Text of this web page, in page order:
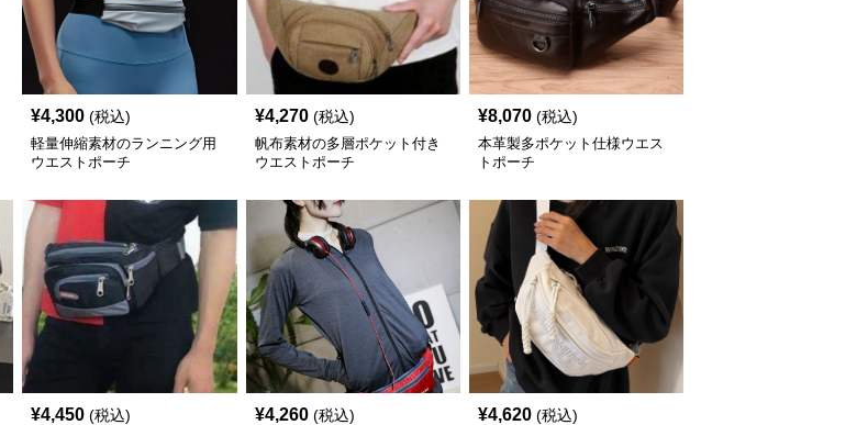
¥4,300 (税込)
軽量伸縮素材のランニング用
ウエストポーチ
¥4,270 (税込)
帆布素材の多層ポケット付き
ウエストポーチ
¥8,070 (税込)
本革製多ポケット仕様ウエス
トポーチ
¥4,450 (税込) ¥4,260 (税込) ¥4,620 (税込)